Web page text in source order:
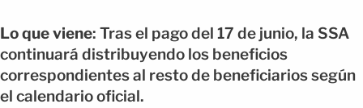
Lo que viene: Tras el pago del 17 de junio, la SSA
continuará distribuyendo los beneficios
correspondientes al resto de beneficiarios según
el calendario oficial.